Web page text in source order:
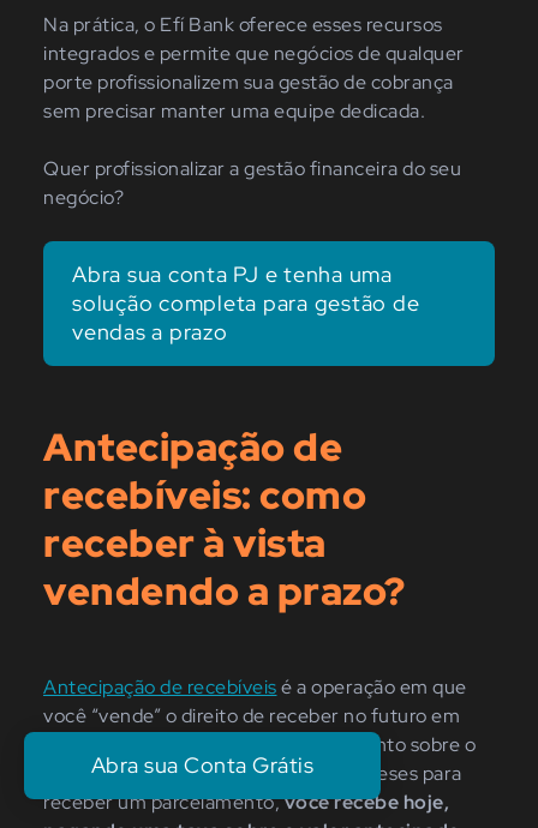
Na prática, o Efí Bank oferece esses recursos
integrados e permite que negócios de qualquer
porte profissionalizem sua gestão de cobrança
sem precisar manter uma equipe dedicada.
Quer profissionalizar a gestão financeira do seu
negócio?
Abra sua conta PJ e tenha uma
solução completa para gestão de
vendas a prazo
Antecipação de
recebíveis: como
receber à vista
vendendo a prazo?
Antecipação de recebíveisé a operação em que
você “vende” o direito de receber no futuro em
troca de liquidez imediata, com desconto sobre o
valor original. Em vez de esperar 10 meses para
receber um parcelamento,você recebe hoje,
Abra sua Conta Grátis